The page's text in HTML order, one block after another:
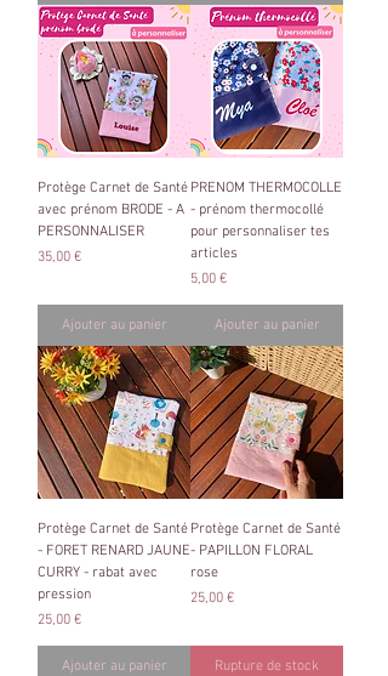
Protège Carnet de Santé
avec prénom BRODE - A
PERSONNALISER
Prix
35,00 €
Ajouter au panier
PRENOM THERMOCOLLE
- prénom thermocollé
pour personnaliser tes
articles
Prix
5,00 €
Ajouter au panier
Protège Carnet de Santé
- FORET RENARD JAUNE
CURRY - rabat avec
pression
Prix
25,00 €
Ajouter au panier
Protège Carnet de Santé
- PAPILLON FLORAL
rose
Prix
25,00 €
Rupture de stock